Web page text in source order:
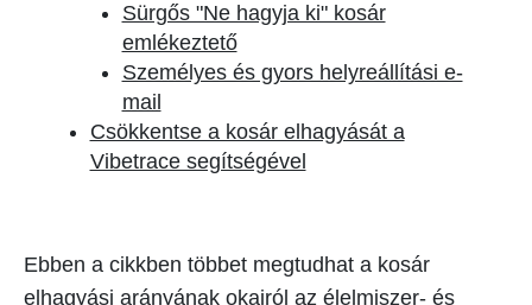
Sürgős "Ne hagyja ki" kosár
emlékeztető
Személyes és gyors helyreállítási e-
mail
Csökkentse a kosár elhagyását a
Vibetrace segítségével
Ebben a cikkben többet megtudhat a kosár
elhagyási arányának okairól az élelmiszer- és